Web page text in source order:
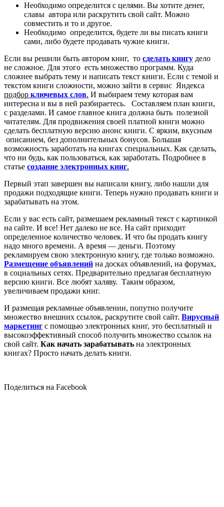
Необходимо определится с целями. Вы хотите денег,
славы автора или раскрутить свой сайт. Можно
совместить и то и другое.
Необходимо определится, будете ли вы писать книги
сами, либо будете продавать чужие книги.
Если вы решили быть автором книг, то сделать книгу дело
не сложное. Для этого есть множество программ. Куда
сложнее выбрать тему и написать текст книги. Если с темой и
текстом книги сложности, можно зайти в сервис Яндекса
подбор ключевых слов. И выбираем тему которая вам
интересна и вы в ней разбираетесь. Составляем план книги,
с разделами. И самое главное книга должна быть полезной
читателям. Для продвижения своей платной книги можно
сделать бесплатную версию анонс книги. С ярким, вкусным
описанием, без дополнительных бонусов. Большая
возможность заработать на книгах специальных. Как сделать,
что ни будь, как пользоваться, как заработать. Подробнее в
статье создание электронных книг.
Первый этап завершен вы написали книгу, либо нашли для
продажи подходящие книги. Теперь нужно продавать книги и
зарабатывать на этом.
Если у вас есть сайт, размешаем рекламный текст с картинкой
на сайте. И все! Нет далеко не все. На сайт приходит
определенное количество человек. И что бы продать книгу
надо много времени. А время — деньги. Поэтому
рекламируем свою электронную книгу, где только возможно.
Размещение объявлений на досках объявлений, на форумах,
в социальных сетях. Предварительно предлагая бесплатную
версию книги. Все любят халяву. Таким образом,
увеличиваем продажи книг.
И размещая рекламные объявлении, попутно получите
множество внешних ссылок, раскрутите свой сайт. Вирусный
маркетинг с помощью электронных книг, это бесплатный и
высокоэффективный способ получить множество ссылок на
свой сайт. Как начать зарабатывать на электронных
книгах? Просто начать делать книги.
Поделиться на Facebook